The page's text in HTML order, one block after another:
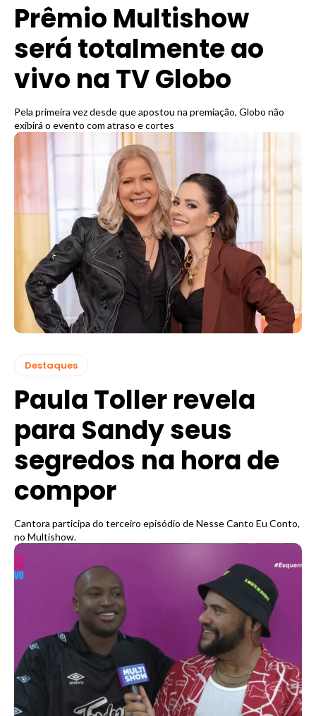
Prêmio Multishow
será totalmente ao
vivo na TV Globo
Pela primeira vez desde que apostou na premiação, Globo não
exibirá o evento com atraso e cortes
Destaques
Paula Toller revela
para Sandy seus
segredos na hora de
compor
Cantora participa do terceiro episódio de Nesse Canto Eu Conto,
no Multishow.